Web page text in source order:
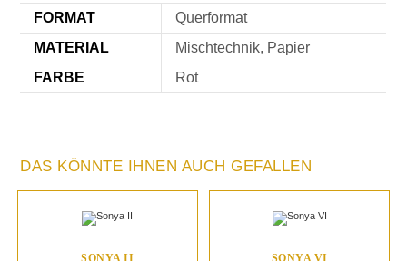
FORMAT
Querformat
MATERIAL
Mischtechnik, Papier
FARBE
Rot
DAS KÖNNTE IHNEN AUCH GEFALLEN